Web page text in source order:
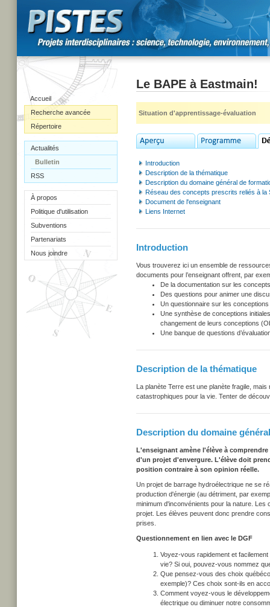
Accueil
Recherche avancée
Répertoire
Actualités
Bulletin
RSS
À propos
Politique d'utilisation
Subventions
Partenariats
Nous joindre
Le BAPE à Eastmain!
Situation d'apprentissage-évaluation
Introduction
Description de la thématique
Description du domaine général de
Réseau des concepts prescrits reliés à la
Document de l'enseignant
Liens Internet
Introduction
Vous trouverez ici un ensemble de
documents pour l’enseignant offrent, par
De la documentation sur les
Des questions pour animer une
Un questionnaire sur les
Une synthèse de conceptions
changement de leurs conceptions
Une banque de questions
Description de la thématique
La planète Terre est une planète fragile,
catastrophiques pour la vie. Tenter de
Description du domaine
L'enseignant amène l'élève à
d'un projet d'envergure. L'élève doit
position contraire à son opinion réelle.
Un projet de barrage hydroélectrique ne se
production d'énergie (au détriment, par
minimum d'inconvénients pour la nature.
projet. Les élèves peuvent donc prendre
prises.
Questionnement en lien avec le DGF
Voyez-vous rapidement et
vie? Si oui, pouvez-vous nommez
Que pensez-vous des choix
exemple)? Ces choix sont-ils en
Comment voyez-vous le
électrique ou diminuer notre